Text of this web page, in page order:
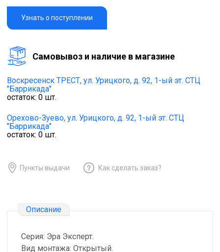
Узнать о поступлении
Cамовывоз и наличие в магазине
Воскресенск ТРЕСТ, ул. Урицкого, д. 92, 1-ый эт. СТЦ
"Баррикада"
остаток: 0 шт.
Орехово-Зуево, ул. Урицкого, д. 92, 1-ый эт. СТЦ
"Баррикада"
остаток: 0 шт.
Пункты выдачи Как сделать заказ?
Описание
Серия: Эра Эксперт.
Вид монтажа: Открытый.